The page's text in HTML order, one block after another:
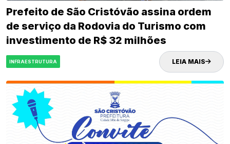
Prefeito de São Cristóvão assina ordem
de serviço da Rodovia do Turismo com
investimento de R$ 32 milhões
INFRAESTRUTURA LEIA MAIS